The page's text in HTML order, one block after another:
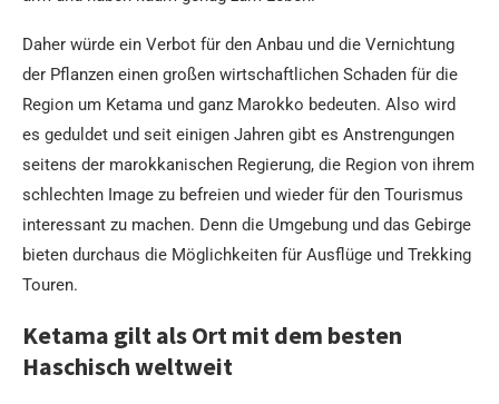
Daher würde ein Verbot für den Anbau und die Vernichtung
der Pflanzen einen großen wirtschaftlichen Schaden für die
Region um Ketama und ganz Marokko bedeuten. Also wird
es geduldet und seit einigen Jahren gibt es Anstrengungen
seitens der marokkanischen Regierung, die Region von ihrem
schlechten Image zu befreien und wieder für den Tourismus
interessant zu machen. Denn die Umgebung und das Gebirge
bieten durchaus die Möglichkeiten für Ausflüge und Trekking
Touren.
Ketama gilt als Ort mit dem besten
Haschisch weltweit